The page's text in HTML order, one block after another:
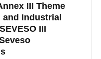
III Theme
Industrial
III